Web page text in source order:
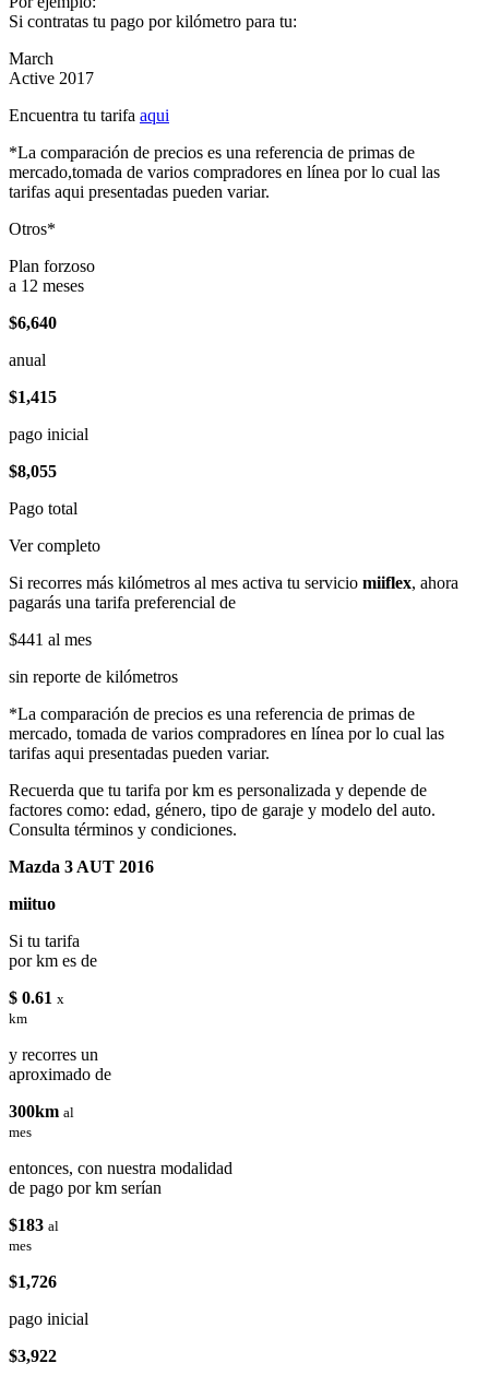
Si contratas tu pago por kilómetro para tu:
March
Active 2017
Encuentra tu tarifa aqui
*La comparación de precios es una referencia de primas de
mercado,tomada de varios compradores en línea por lo cual las
tarifas aqui presentadas pueden variar.
Otros*
Plan forzoso
a 12 meses
$6,640
anual
$1,415
pago inicial
$8,055
Pago total
Ver completo
Si recorres más kilómetros al mes activa tu servicio miiflex, ahora
pagarás una tarifa preferencial de
$441 al mes
sin reporte de kilómetros
*La comparación de precios es una referencia de primas de
mercado, tomada de varios compradores en línea por lo cual las
tarifas aqui presentadas pueden variar.
Recuerda que tu tarifa por km es personalizada y depende de
factores como: edad, género, tipo de garaje y modelo del auto.
Consulta términos y condiciones.
Mazda 3 AUT 2016
miituo
Si tu tarifa
por km es de
$ 0.61 x
km
y recorres un
aproximado de
300km al
mes
entonces, con nuestra modalidad
de pago por km serían
$183 al
mes
$1,726
pago inicial
$3,922